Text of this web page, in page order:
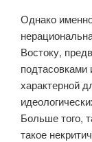
Однако
Востоку,
подтасов­ками
характерной
Больше того,
такое